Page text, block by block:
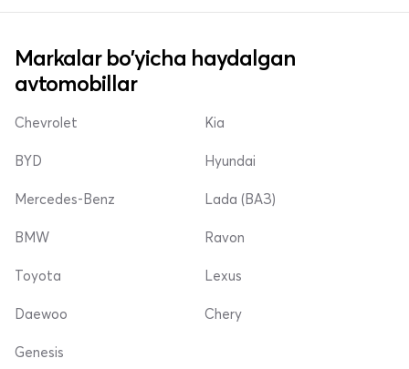
Markalar bo'yicha haydalgan
avtomobillar
Chevrolet
BYD
Mercedes-Benz
Kia
Hyundai
Lada (ВАЗ)
BMW
Toyota
Daewoo
Ravon
Lexus
Chery
Genesis